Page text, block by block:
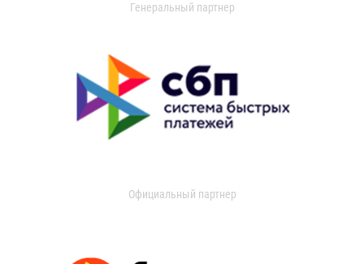
Генеральный партнер
Официальный партнер